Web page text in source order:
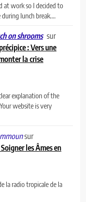
at work so I decided to
lunch break.…
on shrooms sur
: Vers une
la crise
explanation of the
website is very
sur
les Âmes en
la radio tropicale de la